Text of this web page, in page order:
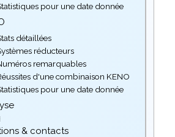
pour une date donnée
détaillées
réducteurs
remarquables
d'une combinaison KENO
pour une date donnée
& contacts